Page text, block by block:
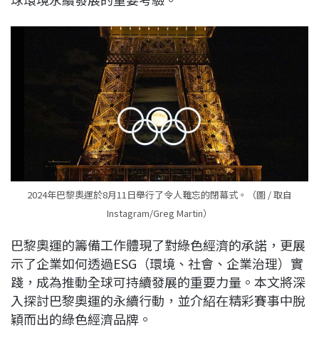
2024年巴黎奧運於8月11日舉行了令人難忘的閉幕式。（圖 / 取自
Instagram/Greg Martin）
巴黎奧運的籌備工作體現了對綠色經濟的承諾，更展
示了企業如何透過ESG（環境、社會、企業治理）實
踐，成為推動全球可持續發展的重要力量。本文將深
入探討巴黎奧運的永續行動，並介紹在精彩賽事中脫
穎而出的綠色經濟品牌。